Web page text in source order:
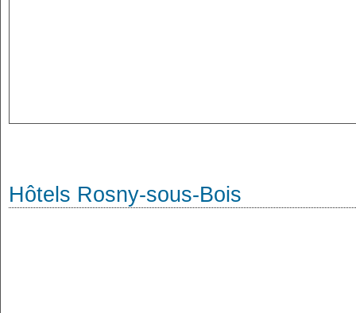
Hôtels Rosny-sous-Bois